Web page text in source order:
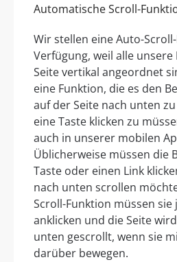
Automatische Scroll-
Wir stellen eine Auto-
Verfügung, weil alle
Seite vertikal angeordnet
eine Funktion, die es den
auf der Seite nach unten
eine Taste klicken zu
auch in unserer mobilen
Üblicherweise müssen die
Taste oder einen Link
nach unten scrollen
Scroll-Funktion müssen sie
anklicken und die Seite
unten gescrollt, wenn sie
darüber bewegen.